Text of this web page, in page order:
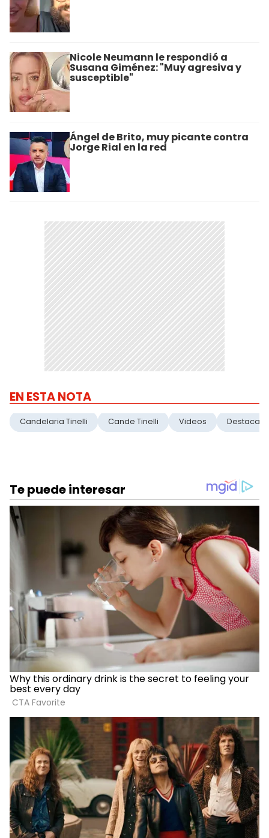
Nicole Neumann le respondió a
Susana Giménez: "Muy agresiva y
susceptible"
Ángel de Brito, muy picante contra
Jorge Rial en la red
EN ESTA NOTA
Candelaria Tinelli Cande Tinelli Videos